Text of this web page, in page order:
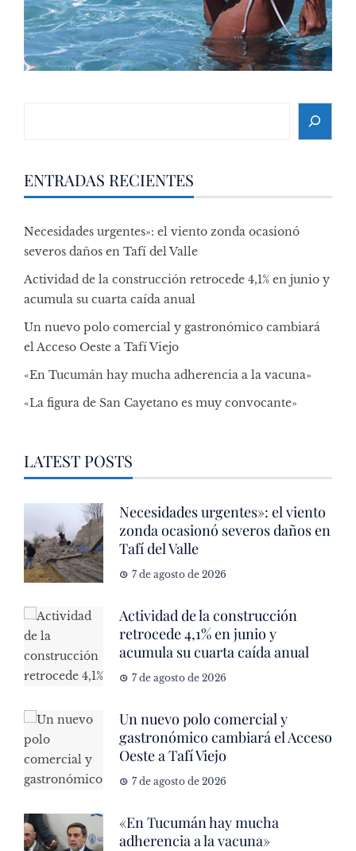
ENTRADAS RECIENTES
Necesidades urgentes»: el viento zonda ocasionó
severos daños en Tafí del Valle
Actividad de la construcción retrocede 4,1% en junio y
acumula su cuarta caída anual
Un nuevo polo comercial y gastronómico cambiará
el Acceso Oeste a Tafí Viejo
«En Tucumán hay mucha adherencia a la vacuna»
«La figura de San Cayetano es muy convocante»
LATEST POSTS
Necesidades urgentes»: el viento
zonda ocasionó severos daños en
Tafí del Valle
7 de agosto de 2026
Actividad de la construcción
retrocede 4,1% en junio y
acumula su cuarta caída anual
7 de agosto de 2026
Un nuevo polo comercial y
gastronómico cambiará el Acceso
Oeste a Tafí Viejo
7 de agosto de 2026
«En Tucumán hay mucha
adherencia a la vacuna»